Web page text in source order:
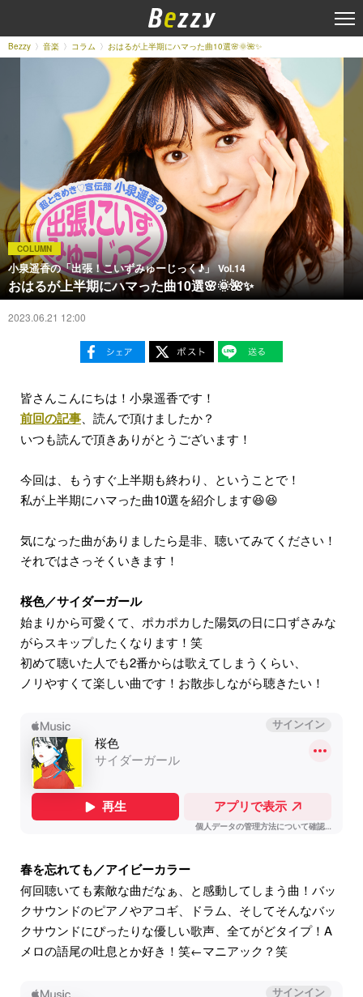
Bezzy 音楽 コラム おはるが上半期にハマった曲10選🌸🌞🌺✨
COLUMN
小泉遥香の「出張！こいずみゅーじっく♪」Vol.14
おはるが上半期にハマった曲10選🌸🌞🌺✨
2023.06.21 12:00
皆さんこんにちは！小泉遥香です！
前回の記事、読んで頂けましたか？
いつも読んで頂きありがとうございます！
今回は、もうすぐ上半期も終わり、ということで！
私が上半期にハマった曲10選を紹介します😆😆
気になった曲がありましたら是非、聴いてみてください！
それではさっそくいきます！
桜色／サイダーガール
始まりから可愛くて、ポカポカした陽気の日に口ずさみな
がらスキップしたくなります！笑
初めて聴いた人でも2番からは歌えてしまうくらい、
ノリやすくて楽しい曲です！お散歩しながら聴きたい！
春を忘れても／アイビーカラー
何回聴いても素敵な曲だなぁ、と感動してしまう曲！バッ
クサウンドのピアノやアコギ、ドラム、そしてそんなバッ
クサウンドにぴったりな優しい歌声、全てがどタイプ！A
メロの語尾の吐息とか好き！笑←マニアック？笑